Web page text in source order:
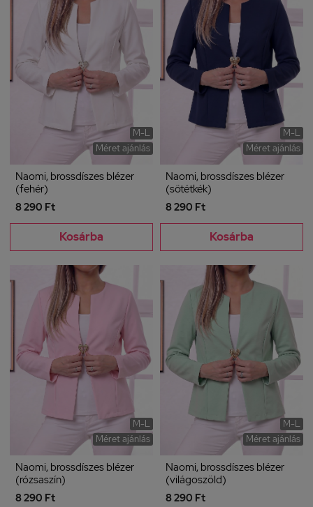
M-L
Méret ajánlás
Naomi, brossdíszes blézer
(fehér)
8 290 Ft
Kosárba
M-L
Méret ajánlás
Naomi, brossdíszes blézer
(sötétkék)
8 290 Ft
Kosárba
M-L
Méret ajánlás
Naomi, brossdíszes blézer
(rózsaszín)
8 290 Ft
M-L
Méret ajánlás
Naomi, brossdíszes blézer
(világoszöld)
8 290 Ft